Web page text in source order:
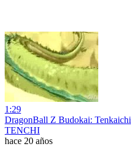
1:29
DragonBall Z Budokai: Tenkaichi
TENCHI
hace 20 años